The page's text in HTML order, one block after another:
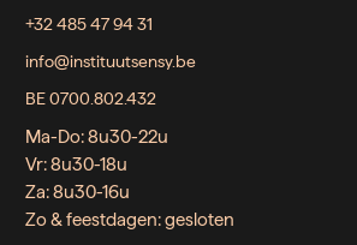
+32 485 47 94 31
info@instituutsensy.be
BE 0700.802.432
Ma-Do: 8u30-22u
Vr: 8u30-18u
Za: 8u30-16u
Zo & feestdagen: gesloten